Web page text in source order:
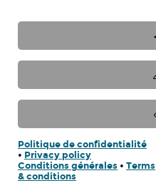
Politique de confidentialité
• Privacy policy
Conditions générales • Terms
& conditions